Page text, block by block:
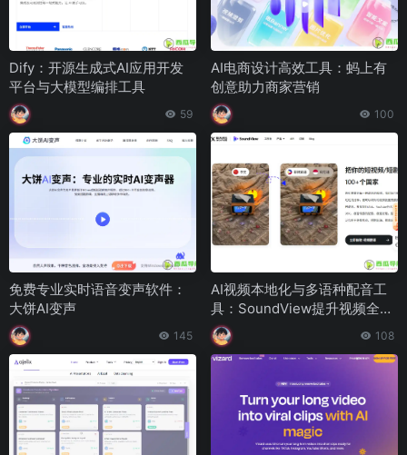
Dify：开源生成式AI应用开发
平台与大模型编排工具
59
AI电商设计高效工具：蚂上有
创意助力商家营销
100
免费专业实时语音变声软件：
大饼AI变声
145
AI视频本地化与多语种配音工
具：SoundView提升视频全球
化效率
108